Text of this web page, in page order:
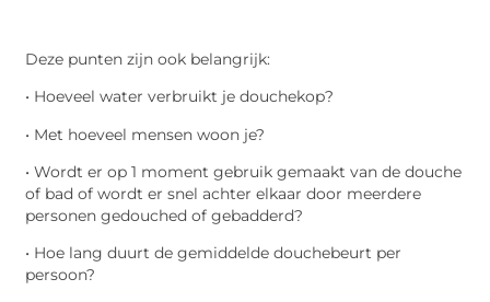
Deze punten zijn ook belangrijk:
• Hoeveel water verbruikt je douchekop?
• Met hoeveel mensen woon je?
• Wordt er op 1 moment gebruik gemaakt van de douche
of bad of wordt er snel achter elkaar door meerdere
personen gedouched of gebadderd?
• Hoe lang duurt de gemiddelde douchebeurt per
persoon?